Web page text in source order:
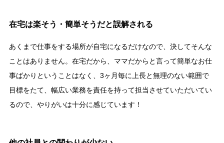
在宅は楽そう・簡単そうだと誤解される
あくまで仕事をする場所が自宅になるだけなので、決してそんな
ことはありません。在宅だから、ママだからと言って簡単なお仕
事ばかりということはなく、3ヶ月毎に上長と無理のない範囲で
目標をたて、幅広い業務を責任を持って担当させていただいてい
るので、やりがいは十分に感じています！